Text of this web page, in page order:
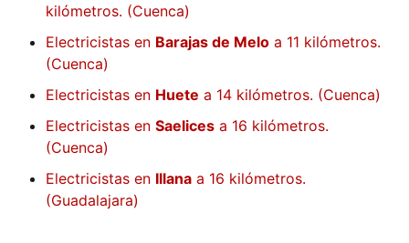
kilómetros. (Cuenca)
Electricistas en Barajas de Melo a 11 kilómetros.
(Cuenca)
Electricistas en Huete a 14 kilómetros. (Cuenca)
Electricistas en Saelices a 16 kilómetros.
(Cuenca)
Electricistas en Illana a 16 kilómetros.
(Guadalajara)